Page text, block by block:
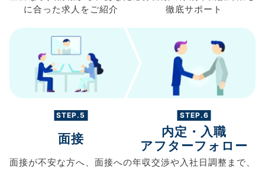
に合った求人を ご紹介
徹底サポート
STEP.5
面接
面接が不安な方へ、 面接への
STEP.6
内定・入職
アフターフォロー
年収交渉や入社日調整まで、